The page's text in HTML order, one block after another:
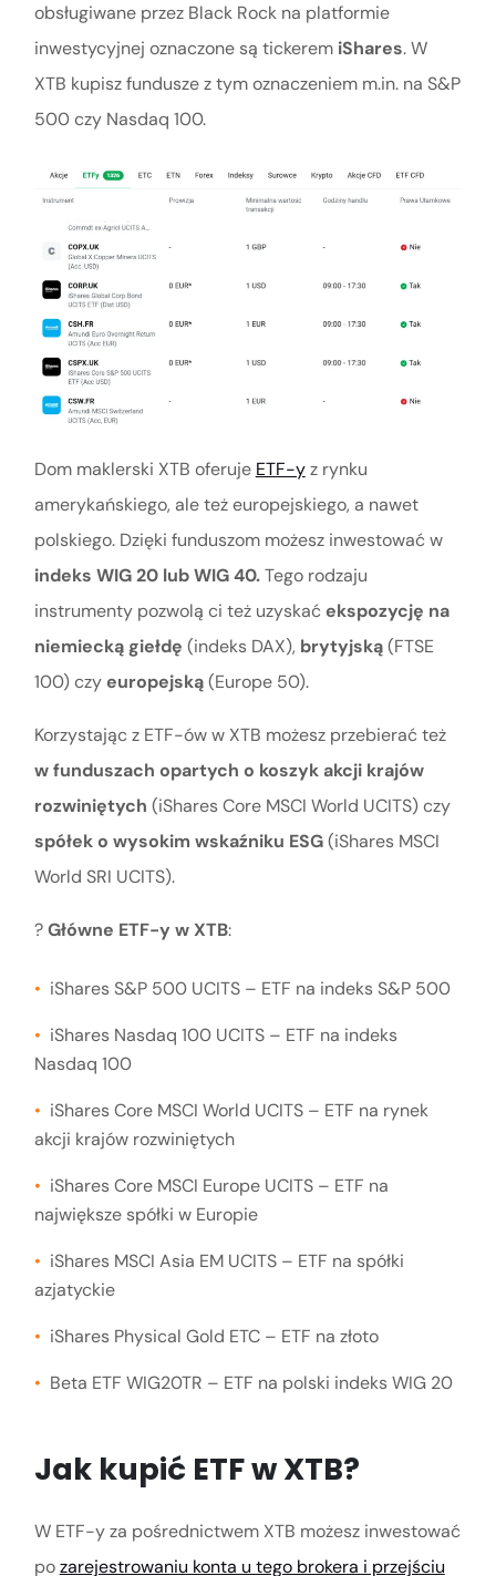
obsługiwane przez Black Rock na platformie
inwestycyjnej oznaczone są tickeremiShares. W
XTB kupisz fundusze z tym oznaczeniem m.in. na S&P
500 czy Nasdaq 100.
Dom maklerski XTB oferuje ETF-yz rynku
amerykańskiego, ale też europejskiego, a nawet
polskiego. Dzięki funduszom możesz inwestować w
indeks WIG 20 lub WIG 40.Tego rodzaju
instrumenty pozwolą ci też uzyskać ekspozycję na
niemiecką giełdę (indeks DAX), brytyjską(FTSE
100) czyeuropejską(Europe 50).
Korzystając z ETF-ów w XTB możesz przebierać też
w funduszach opartych o koszyk akcji krajów
rozwiniętych (iShares Core MSCI World UCITS) czy
spółek o wysokim wskaźniku ESG(iShares MSCI
World SRI UCITS).
?Główne ETF-y w XTB:
iShares S&P 500 UCITS – ETF na indeks S&P 500
iShares Nasdaq 100 UCITS – ETF na indeks
Nasdaq 100
iShares Core MSCI World UCITS – ETF na rynek
akcji krajów rozwiniętych
iShares Core MSCI Europe UCITS – ETF na
największe spółki w Europie
iShares MSCI Asia EM UCITS – ETF na spółki
azjatyckie
iShares Physical Gold ETC – ETF na złoto
Beta ETF WIG20TR – ETF na polski indeks WIG 20
Jak kupić ETF w XTB?
W ETF-y za pośrednictwem XTB możesz inwestować
pozarejestrowaniu konta u tego brokera i przejściu